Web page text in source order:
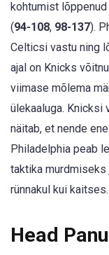
kohtumist
(94-108, 98-137).
Celticsi vastu ning
ajal on Knicks
viimase mõlema
ülekaaluga. Knicksi
näitab, et nende
Philadelphia peab
taktika
rünnakul kui kaitses.
Head